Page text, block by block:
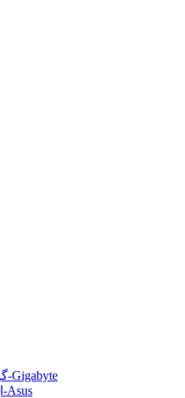
گیگابایت-Gigabyte
ایسوس-Asus